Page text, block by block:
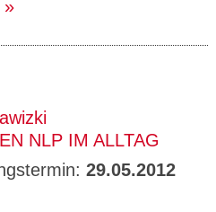
NLP IM ALLTAG
29.05.2012